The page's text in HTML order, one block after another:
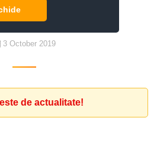
Victoriei
3 October 2019
de actualitate!